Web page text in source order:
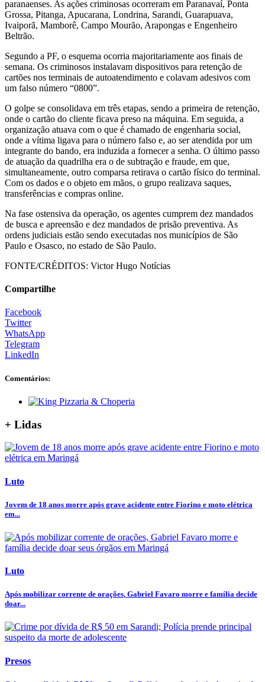
paranaenses. As ações criminosas ocorreram em Paranavaí, Ponta
Grossa, Pitanga, Apucarana, Londrina, Sarandi, Guarapuava,
Ivaiporã, Mamborê, Campo Mourão, Arapongas e Engenheiro
Beltrão.
Segundo a PF, o esquema ocorria majoritariamente aos finais de
semana. Os criminosos instalavam dispositivos para retenção de
cartões nos terminais de autoatendimento e colavam adesivos com
um falso número “0800”.
O golpe se consolidava em três etapas, sendo a primeira de retenção,
onde o cartão do cliente ficava preso na máquina. Em seguida, a
organização atuava com o que é chamado de engenharia social,
onde a vítima ligava para o número falso e, ao ser atendida por um
integrante do bando, era induzida a fornecer a senha. O último passo
de atuação da quadrilha era o de subtração e fraude, em que,
simultaneamente, outro comparsa retirava o cartão físico do terminal.
Com os dados e o objeto em mãos, o grupo realizava saques,
transferências e compras online.
Na fase ostensiva da operação, os agentes cumprem dez mandados
de busca e apreensão e dez mandados de prisão preventiva. As
ordens judiciais estão sendo executadas nos municípios de São
Paulo e Osasco, no estado de São Paulo.
FONTE/CRÉDITOS: Victor Hugo Notícias
Compartilhe
Facebook
Twitter
WhatsApp
Telegram
LinkedIn
Comentários:
+ Lidas
Luto
Jovem de 18 anos morre após grave acidente entre Fiorino e moto elétrica
em...
Luto
Após mobilizar corrente de orações, Gabriel Favaro morre e família decide
doar...
Presos